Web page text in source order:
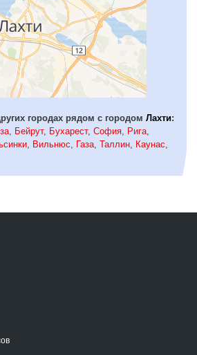
городах рядом с городом Лахти:
Бейрут, Бухарест, София Рига
Вильнюс Газа Таллин Каунас